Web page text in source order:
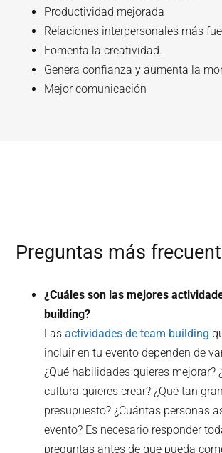
Productividad mejorada
Relaciones interpersonales más
Fomenta la creatividad.
Genera confianza y aumenta la
Mejor comunicación
Preguntas más
¿Cuáles son las mejores
building?
Lasactividades de team building
incluir en tu evento dependen de
¿Qué habilidades quieres mejorar?
cultura quieres crear? ¿Qué tan
presupuesto? ¿Cuántas personas
evento? Es necesario responder
preguntas antes de que pueda